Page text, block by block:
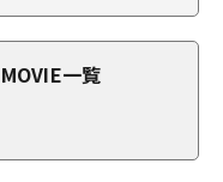
一覧